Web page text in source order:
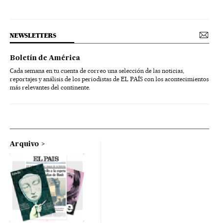
NEWSLETTERS
Boletín de América
Cada semana en tu cuenta de correo una selección de las noticias,
reportajes y análisis de los periodistas de EL PAÍS con los acontecimientos
más relevantes del continente.
Arquivo